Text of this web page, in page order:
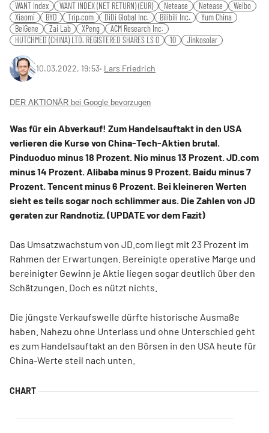
WANT Index
WANT INDEX (NET RETURN) (EUR) Netease Netease
Weibo
Xiaomi
BYD Trip.com DiDi Global Inc. Bilibili Inc.
Yum China
BeiGene
Zai Lab XPeng
ACM Research Inc.
HUTCHMED (CHINA) LTD. REGISTERED SHARES LS 0
10 Jinkosolar
10.03.2022, 19:53‧ Lars Friedrich
DER AKTIONÄR bei Google bevorzugen
Was für ein Abverkauf! Zum Handelsauftakt in den USA
verlieren die Kurse von China-Tech-Aktien brutal.
Pinduoduo minus 18 Prozent. Nio minus 13 Prozent. JD.com
minus 14 Prozent. Alibaba minus 9 Prozent. Baidu minus 7
Prozent. Tencent minus 6 Prozent. Bei kleineren Werten
sieht es teils sogar noch schlimmer aus. Die Zahlen von JD
geraten zur Randnotiz. (UPDATE vor dem Fazit)
Das Umsatzwachstum von JD.com liegt mit 23 Prozent im
Rahmen der Erwartungen. Bereinigte operative Marge und
bereinigter Gewinn je Aktie liegen sogar deutlich über den
Schätzungen. Doch es nützt nichts.
Die jüngste Verkaufswelle dürfte historische Ausmaße
haben. Nahezu ohne Unterlass und ohne Unterschied geht
es zum Handelsauftakt an den Börsen in den USA heute für
China-Werte steil nach unten.